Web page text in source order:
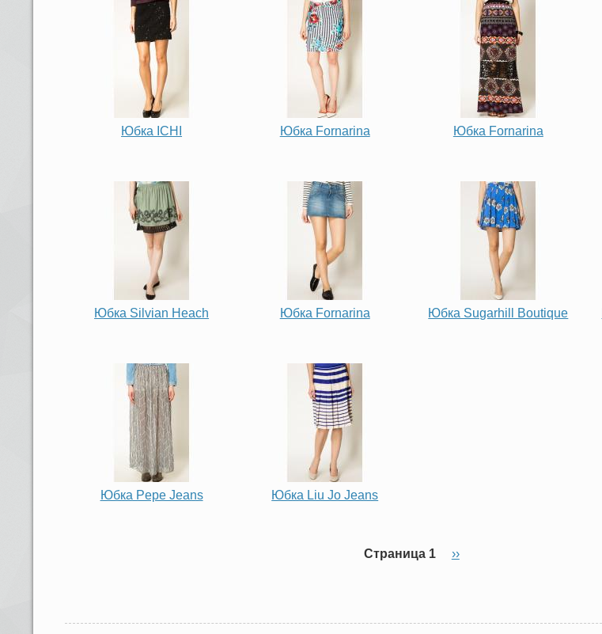
Юбка ICHI Юбка Fornarina Юбка Fornarina
Юбка Silvian Heach Юбка Fornarina Юбка Sugarhill Boutique
Юбка Pepe Jeans Юбка Liu Jo Jeans
Страница 1
Следующая
››